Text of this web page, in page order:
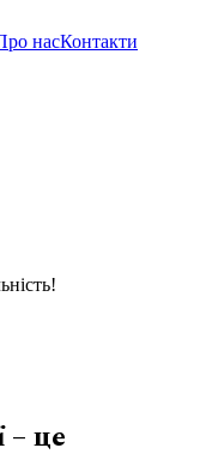
насКонтакти
– це